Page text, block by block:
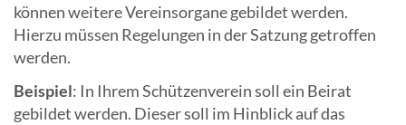
können weitere Vereinsorgane gebildet werden.
Hierzu müssen Regelungen in der Satzung getroffen
werden.
Beispiel: In Ihrem Schützenverein soll ein Beirat
gebildet werden. Dieser soll im Hinblick auf das